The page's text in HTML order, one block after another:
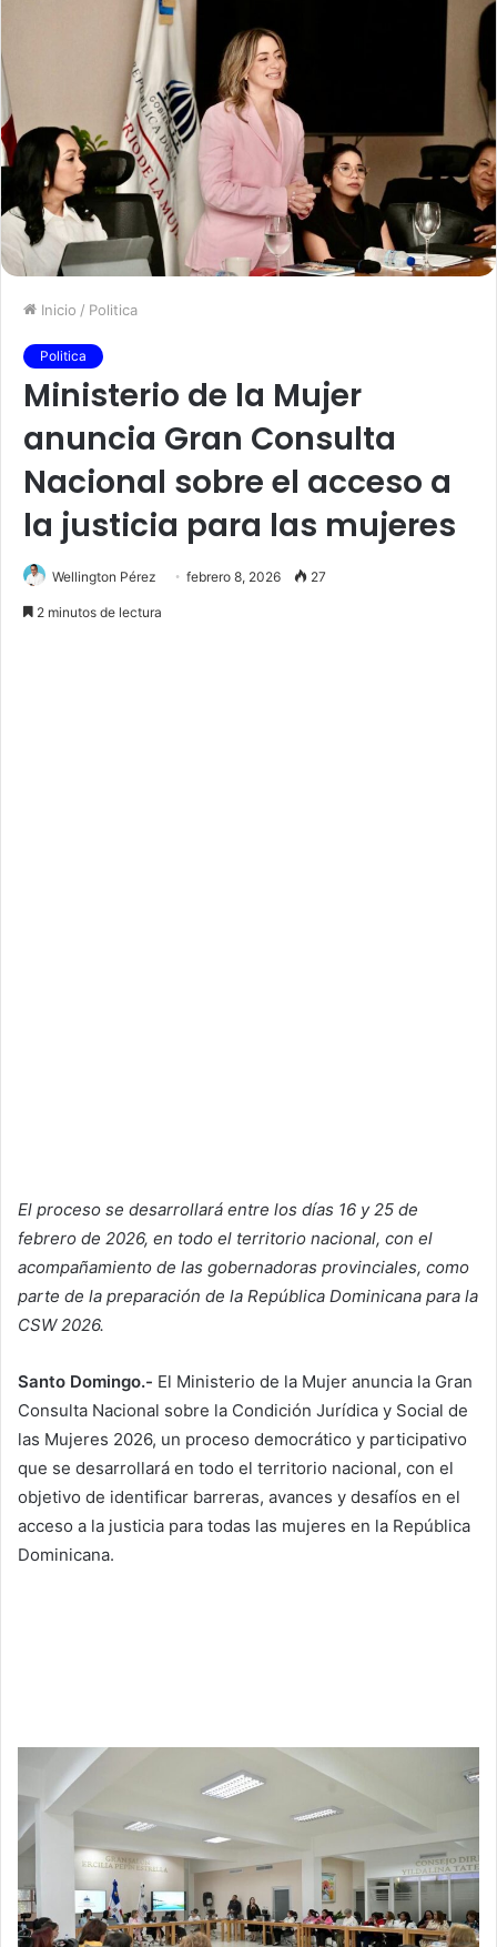
Inicio / Politica
Politica
Ministerio de la Mujer
anuncia Gran Consulta
Nacional sobre el acceso a
la justicia para las mujeres
Wellington Pérez febrero 8, 2026 27
2 minutos de lectura
El proceso se desarrollará entre los días 16 y 25 de
febrero de 2026, en todo el territorio nacional, con el
acompañamiento de las gobernadoras provinciales, como
parte de la preparación de la República Dominicana para la
CSW 2026.
Santo Domingo.- El Ministerio de la Mujer anuncia la Gran
Consulta Nacional sobre la Condición Jurídica y Social de
las Mujeres 2026, un proceso democrático y participativo
que se desarrollará en todo el territorio nacional, con el
objetivo de identificar barreras, avances y desafíos en el
acceso a la justicia para todas las mujeres en la República
Dominicana.